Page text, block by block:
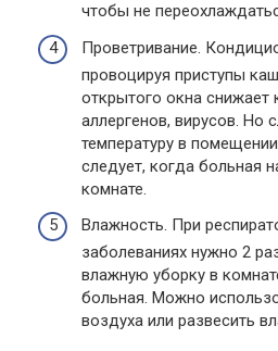
чтобы не
Проветривание.
провоцируя приступы
открытого окна снижает
аллергенов, вирусов. Но
температуру в
следует, когда больная
комнате.
Влажность. При
заболеваниях нужно 2
влажную уборку в
больная. Можно
воздуха или развесить